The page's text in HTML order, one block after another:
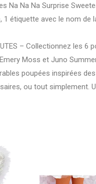
Na Na Na Surprise
étiquette avec le nom de
– Collectionnez les
Moss et Juno
poupées inspirées
ou tout simplement.